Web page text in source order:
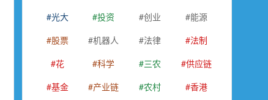
光大
投资 创业
能源
股票
机器人 法律
法制
花
科学 三农
供应链
基金
产业链 农村
香港